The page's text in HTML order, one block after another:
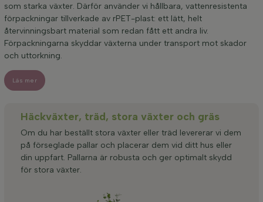
som starka växter. Därför använder vi hållbara, vattenresistenta
förpackningar tillverkade av rPET-plast: ett lätt, helt
återvinningsbart material som redan fått ett andra liv.
Förpackningarna skyddar växterna under transport mot skador
och uttorkning.
Läs mer
Häckväxter, träd, stora växter och gräs
Om du har beställt stora växter eller träd levererar vi dem
på förseglade pallar och placerar dem vid ditt hus eller
din uppfart. Pallarna är robusta och ger optimalt skydd
för stora växter.